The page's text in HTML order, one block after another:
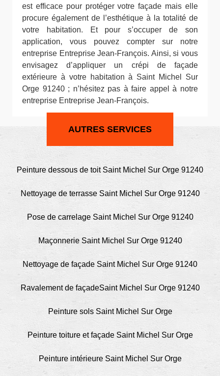
est efficace pour protéger votre façade mais elle
procure également de l’esthétique à la totalité de
votre habitation. Et pour s’occuper de son
application, vous pouvez compter sur notre
entreprise Entreprise Jean-François. Ainsi, si vous
envisagez d’appliquer un crépi de façade
extérieure à votre habitation à Saint Michel Sur
Orge 91240 ; n’hésitez pas à faire appel à notre
entreprise Entreprise Jean-François.
AUTRES SERVICES
Peinture dessous de toit Saint Michel Sur Orge 91240
Nettoyage de terrasse Saint Michel Sur Orge 91240
Pose de carrelage Saint Michel Sur Orge 91240
Maçonnerie Saint Michel Sur Orge 91240
Nettoyage de façade Saint Michel Sur Orge 91240
Ravalement de façadeSaint Michel Sur Orge 91240
Peinture sols Saint Michel Sur Orge
Peinture toiture et façade Saint Michel Sur Orge
Peinture intérieure Saint Michel Sur Orge